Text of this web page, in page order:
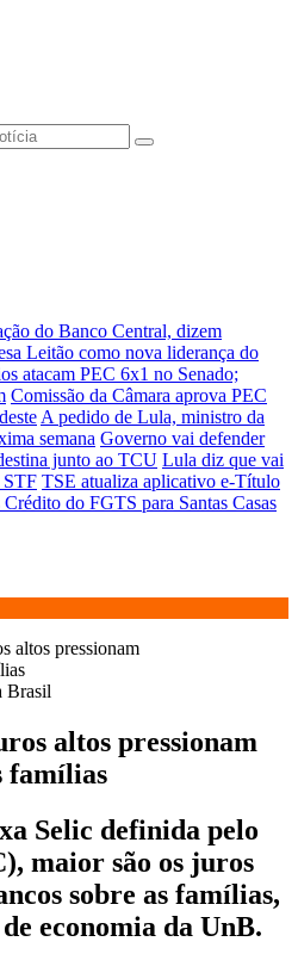
do Banco Central, dizem
Leitão como nova liderança do
atacam PEC 6x1 no Senado;
Comissão da Câmara aprova PEC
A pedido de Lula, ministro da
semana Governo vai defender
junto ao TCU Lula diz que vai
STF TSE atualiza aplicativo e-Título
Crédito do FGTS para Santas Casas
Brasil
altos pressionam
famílias
Selic definida pelo
maior são os juros
sobre as famílias,
economia da UnB.